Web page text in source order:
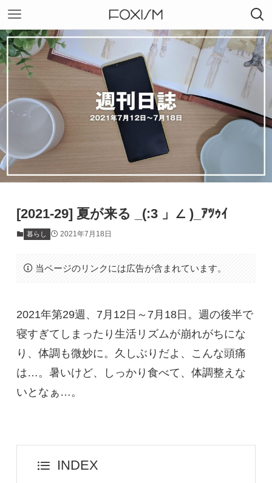
[2021-29] 夏が来る _(:3 」∠ )_ｱﾂｩｲ
暮らし 2021年7月18日
当ページのリンクには広告が含まれています。
2021年第29週、7月12日～7月18日。週の後半で
寝すぎてしまったり生活リズムが崩れがちにな
り、体調も微妙に。久しぶりだよ、こんな頭痛
は…。暑いけど、しっかり食べて、体調整えな
いとなぁ…。
INDEX